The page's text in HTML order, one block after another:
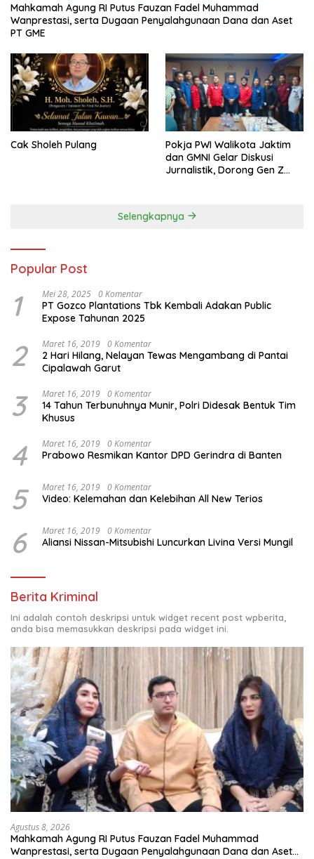
Mahkamah Agung RI Putus Fauzan Fadel Muhammad
Wanprestasi, serta Dugaan Penyalahgunaan Dana dan Aset
PT GME
Cak Sholeh Pulang
Pokja PWI Walikota Jaktim
dan GMNI Gelar Diskusi
Jurnalistik, Dorong Gen Z
Selengkapnya
Popular Post
1 Mei 28, 2025 0 Komentar
PT Gozco Plantations Tbk Kembali Adakan Public
Expose Tahunan 2025
2 Maret 16, 2019 0 Komentar
2 Hari Hilang, Nelayan Tewas Mengambang di Pantai
Cipalawah Garut
3 Maret 16, 2019 0 Komentar
14 Tahun Terbunuhnya Munir, Polri Didesak Bentuk Tim
Khusus
4 Maret 16, 2019 0 Komentar
Prabowo Resmikan Kantor DPD Gerindra di Banten
5 Maret 16, 2019 0 Komentar
Video: Kelemahan dan Kelebihan All New Terios
6 Maret 16, 2019 0 Komentar
Aliansi Nissan-Mitsubishi Luncurkan Livina Versi Mungil
Berita Kriminal
Ini adalah contoh deskripsi untuk widget recent post wpberita,
anda bisa memasukkan deskripsi pada widget ini.
Agustus 8, 2026
Mahkamah Agung RI Putus Fauzan Fadel Muhammad
Wanprestasi, serta Dugaan Penyalahgunaan Dana dan Aset